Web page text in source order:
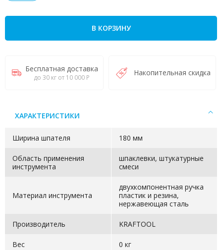
В КОРЗИНУ
Бесплатная доставка
до 30 кг от 10 000 Р
Накопительная скидка
ХАРАКТЕРИСТИКИ
Ширина шпателя 180 мм
Область применения
инструмента
шпаклевки, штукатурные
смеси
Материал инструмента
двухкомпонентная ручка
пластик и резина,
нержавеющая сталь
Производитель KRAFTOOL
Вес 0 кг